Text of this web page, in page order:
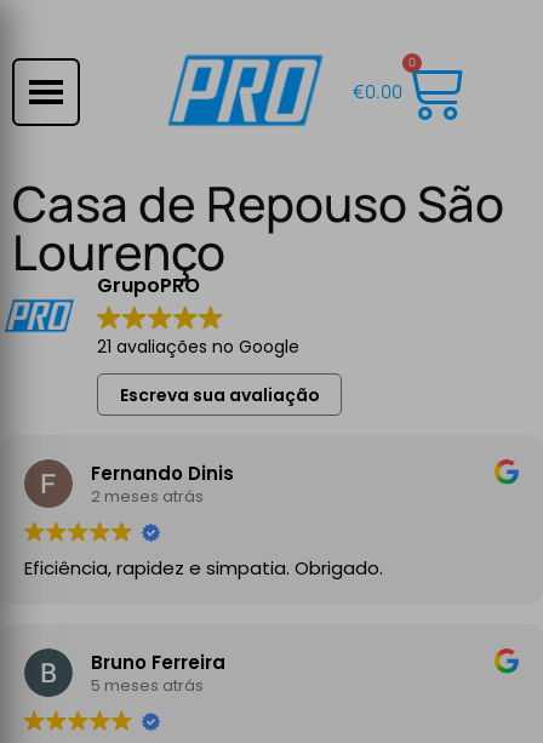
€0.00
0
Casa de Repouso São
Lourenço
GrupoPRO
21 avaliações no Google
Escreva sua avaliação
Fernando Dinis
2 meses atrás
Eficiência, rapidez e simpatia. Obrigado.
Bruno Ferreira
5 meses atrás